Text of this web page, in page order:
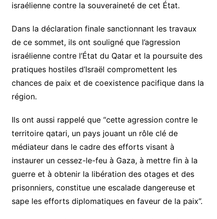
israélienne contre la souveraineté de cet État.
Dans la déclaration finale sanctionnant les travaux
de ce sommet, ils ont souligné que l’agression
israélienne contre l’État du Qatar et la poursuite des
pratiques hostiles d’Israël compromettent les
chances de paix et de coexistence pacifique dans la
région.
Ils ont aussi rappelé que “cette agression contre le
territoire qatari, un pays jouant un rôle clé de
médiateur dans le cadre des efforts visant à
instaurer un cessez-le-feu à Gaza, à mettre fin à la
guerre et à obtenir la libération des otages et des
prisonniers, constitue une escalade dangereuse et
sape les efforts diplomatiques en faveur de la paix”.